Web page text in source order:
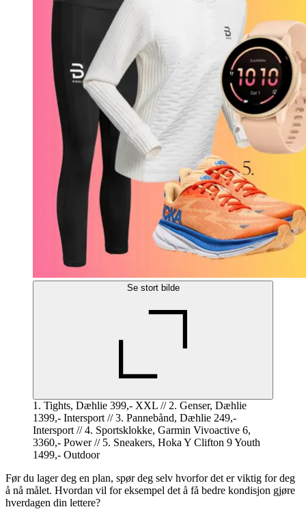
Se stort bilde
1. Tights, Dæhlie 399,- XXL // 2. Genser, Dæhlie
1399,- Intersport // 3. Pannebånd, Dæhlie 249,-
Intersport // 4. Sportsklokke, Garmin Vivoactive 6,
3360,- Power // 5. Sneakers, Hoka Y Clifton 9 Youth
1499,- Outdoor
Før du lager deg en plan, spør deg selv hvorfor det er viktig for deg
å nå målet. Hvordan vil for eksempel det å få bedre kondisjon gjøre
hverdagen din lettere?